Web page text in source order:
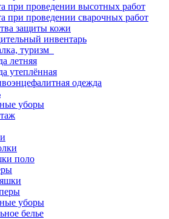
при проведении высотных работ
при проведении сварочных работ
защиты кожи
инвентарь
туризм
летняя
утеплённая
одежда
уборы
поло
уборы
белье